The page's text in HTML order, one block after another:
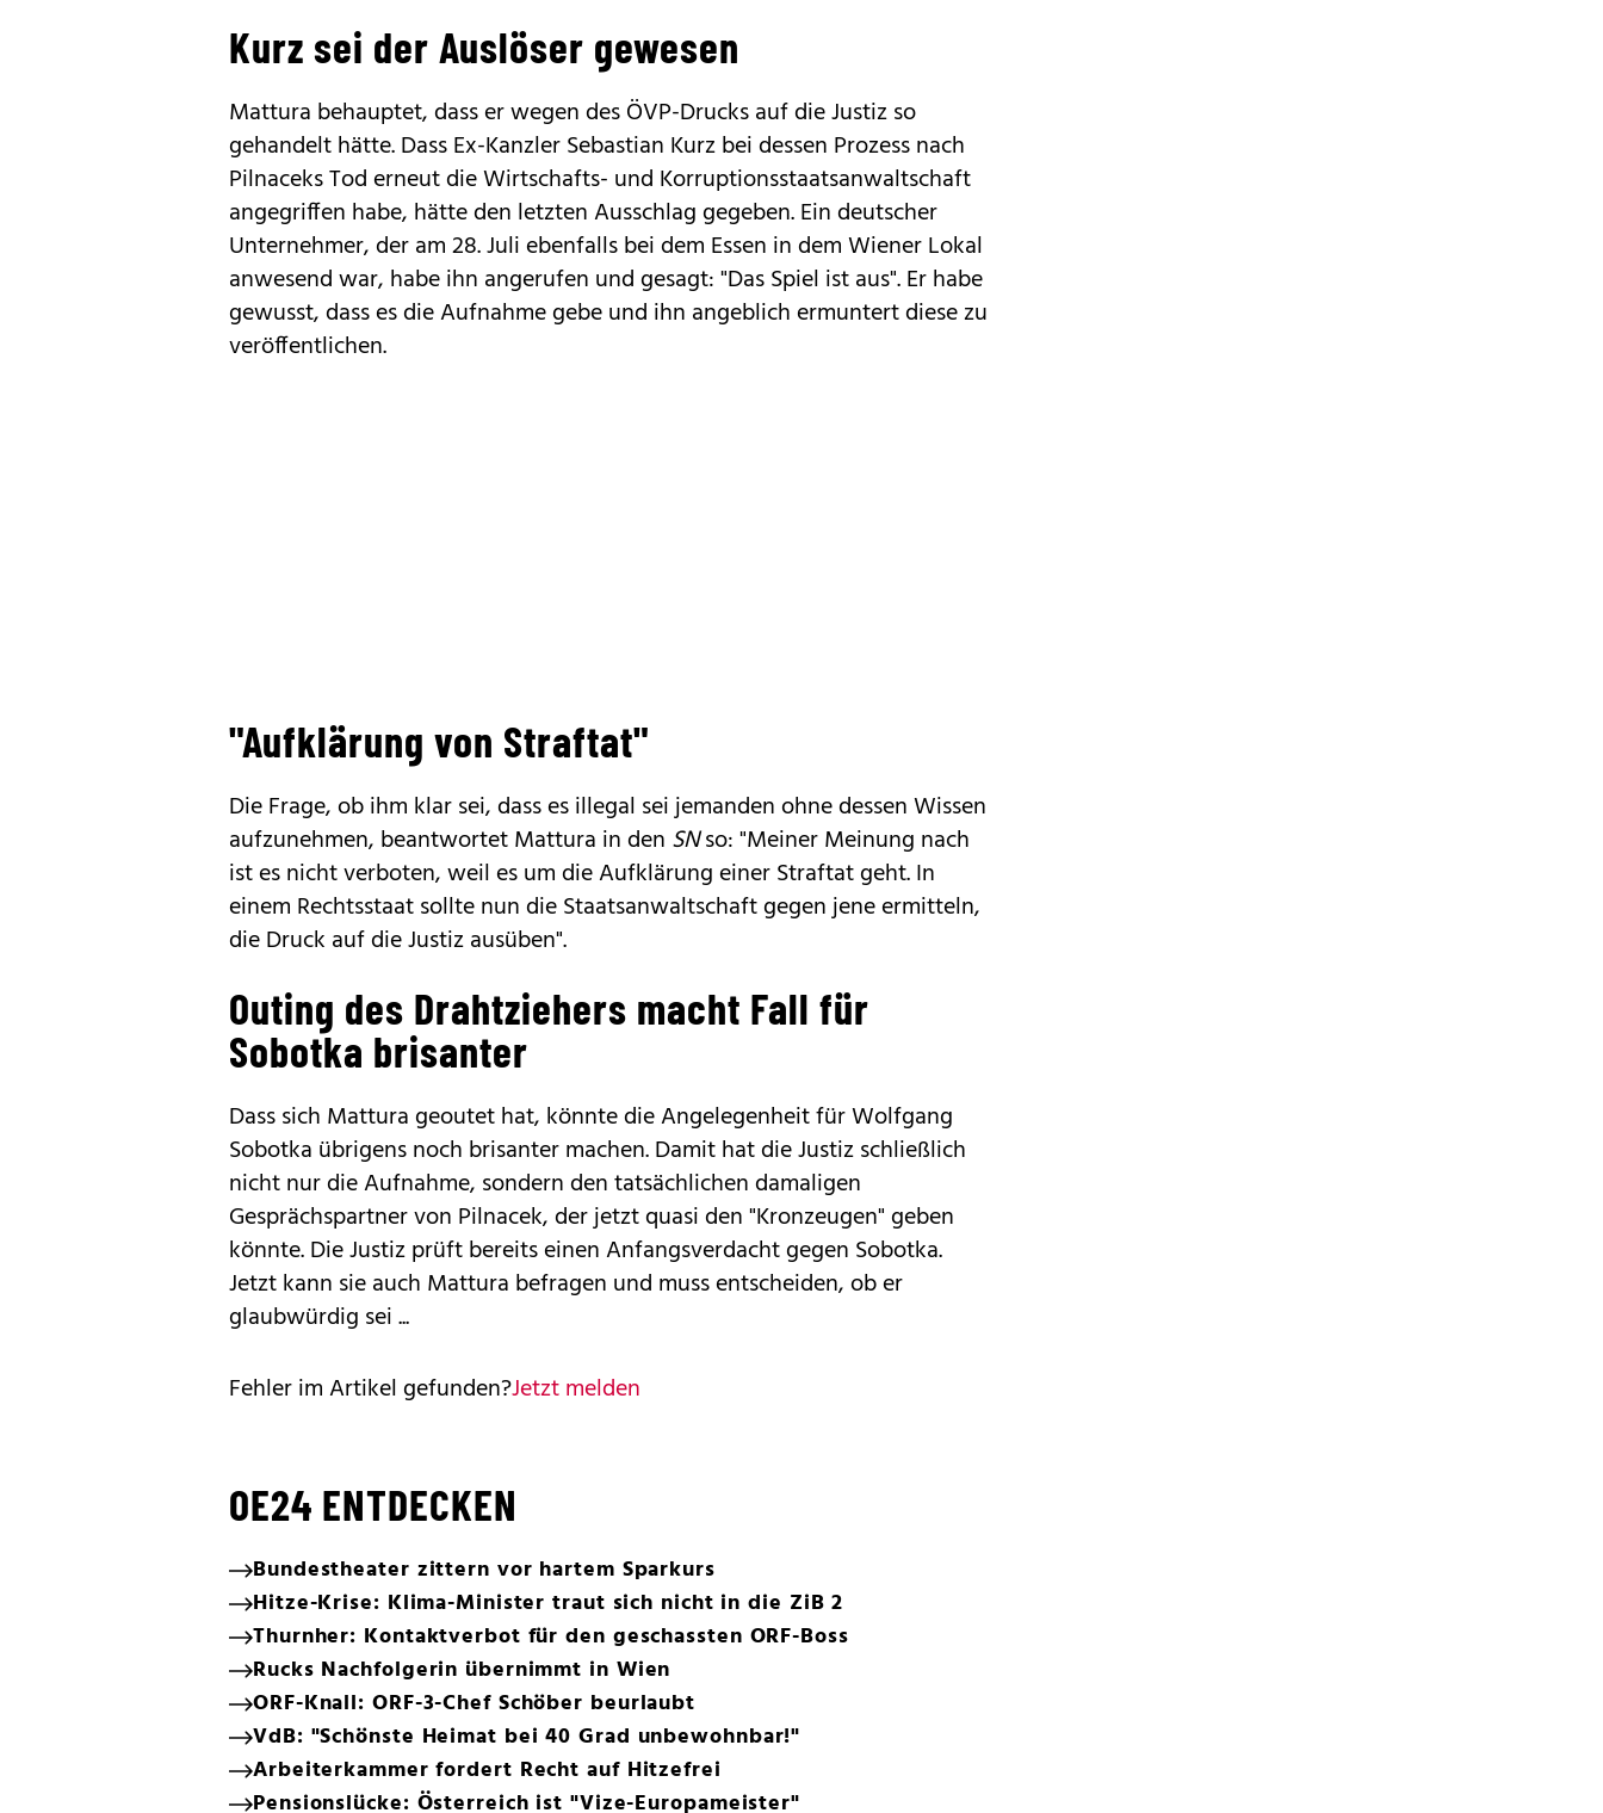
Kurz sei der Auslöser gewesen
Mattura behauptet, dass er wegen des ÖVP-Drucks auf die Justiz so
gehandelt hätte. Dass Ex-Kanzler Sebastian Kurz bei dessen Prozess nach
Pilnaceks Tod erneut die Wirtschafts- und Korruptionsstaatsanwaltschaft
angegriffen habe, hätte den letzten Ausschlag gegeben. Ein deutscher
Unternehmer, der am 28. Juli ebenfalls bei dem Essen in dem Wiener Lokal
anwesend war, habe ihn angerufen und gesagt: "Das Spiel ist aus". Er habe
gewusst, dass es die Aufnahme gebe und ihn angeblich ermuntert diese zu
veröffentlichen.
"Aufklärung von Straftat"
Die Frage, ob ihm klar sei, dass es illegal sei jemanden ohne dessen Wissen
aufzunehmen, beantwortet Mattura in den SNso: "Meiner Meinung nach
ist es nicht verboten, weil es um die Aufklärung einer Straftat geht. In
einem Rechtsstaat sollte nun die Staatsanwaltschaft gegen jene ermitteln,
die Druck auf die Justiz ausüben".
Outing des Drahtziehers macht Fall für
Sobotka brisanter
Dass sich Mattura geoutet hat, könnte die Angelegenheit für Wolfgang
Sobotka übrigens noch brisanter machen. Damit hat die Justiz schließlich
nicht nur die Aufnahme, sondern den tatsächlichen damaligen
Gesprächspartner von Pilnacek, der jetzt quasi den "Kronzeugen" geben
könnte. Die Justiz prüft bereits einen Anfangsverdacht gegen Sobotka.
Jetzt kann sie auch Mattura befragen und muss entscheiden, ob er
glaubwürdig sei ...
Fehler im Artikel gefunden?Jetzt melden
OE24 ENTDECKEN
Bundestheater zittern vor hartem Sparkurs
Hitze-Krise: Klima-Minister traut sich nicht in die ZiB 2
Thurnher: Kontaktverbot für den geschassten ORF-Boss
Rucks Nachfolgerin übernimmt in Wien
ORF-Knall: ORF-3-Chef Schöber beurlaubt
VdB: "Schönste Heimat bei 40 Grad unbewohnbar!"
Arbeiterkammer fordert Recht auf Hitzefrei
Pensionslücke: Österreich ist "Vize-Europameister"